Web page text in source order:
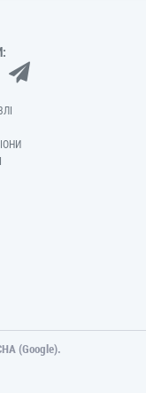
(Google).